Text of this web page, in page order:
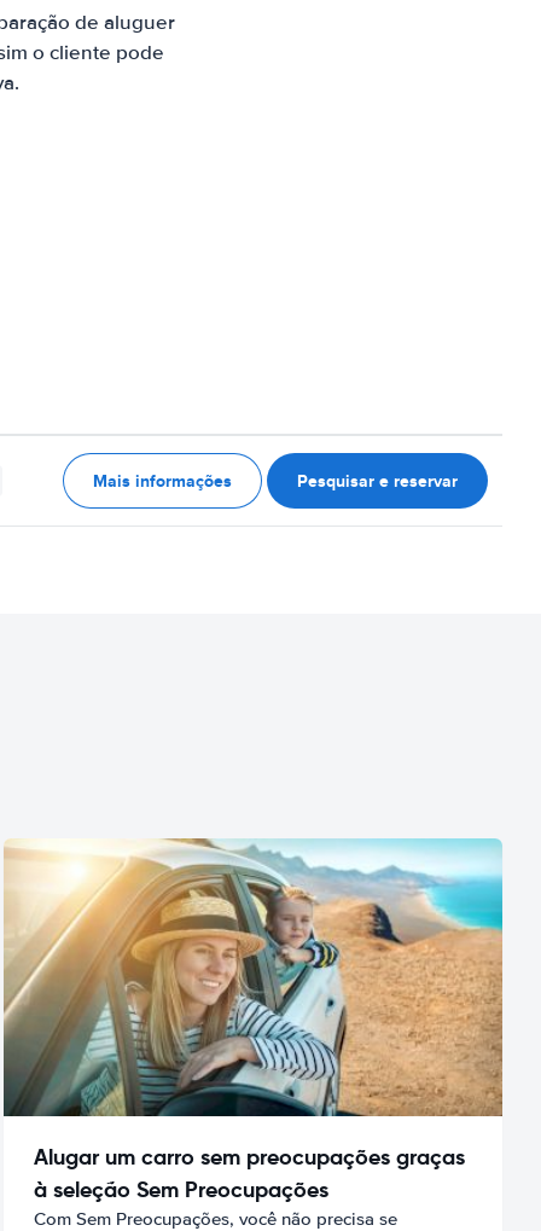
de aluguer
o cliente pode
Mais informações Pesquisar e reservar
Alugar um carro sem preocupações graças
à seleção Sem Preocupações
Com Sem Preocupações, você não precisa se